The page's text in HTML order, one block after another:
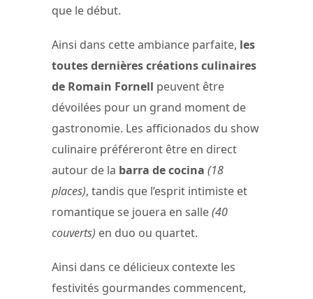
que le début.
Ainsi dans cette ambiance parfaite, les
toutes dernières créations culinaires
de Romain Fornell peuvent être
dévoilées pour un grand moment de
gastronomie. Les afficionados du show
culinaire préféreront être en direct
autour de la barra de cocina (18
places), tandis que l’esprit intimiste et
romantique se jouera en salle(40
couverts) en duo ou quartet.
Ainsi dans ce délicieux contexte les
festivités gourmandes commencent,